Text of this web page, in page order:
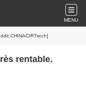
MENU
rentable.